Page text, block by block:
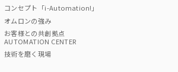
コンセプト「i-Automation!」
オムロンの強み
お客様との共創拠点
AUTOMATION CENTER
技術を磨く現場